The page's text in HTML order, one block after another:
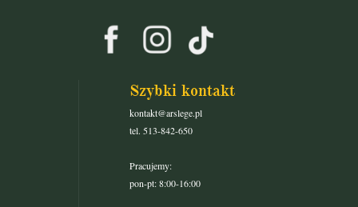
Szybki kontakt
kontakt@arslege.pl
tel. 513-842-650
Pracujemy:
pon-pt: 8:00-16:00